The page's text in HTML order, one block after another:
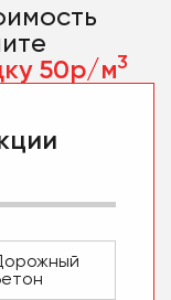
50р/м3